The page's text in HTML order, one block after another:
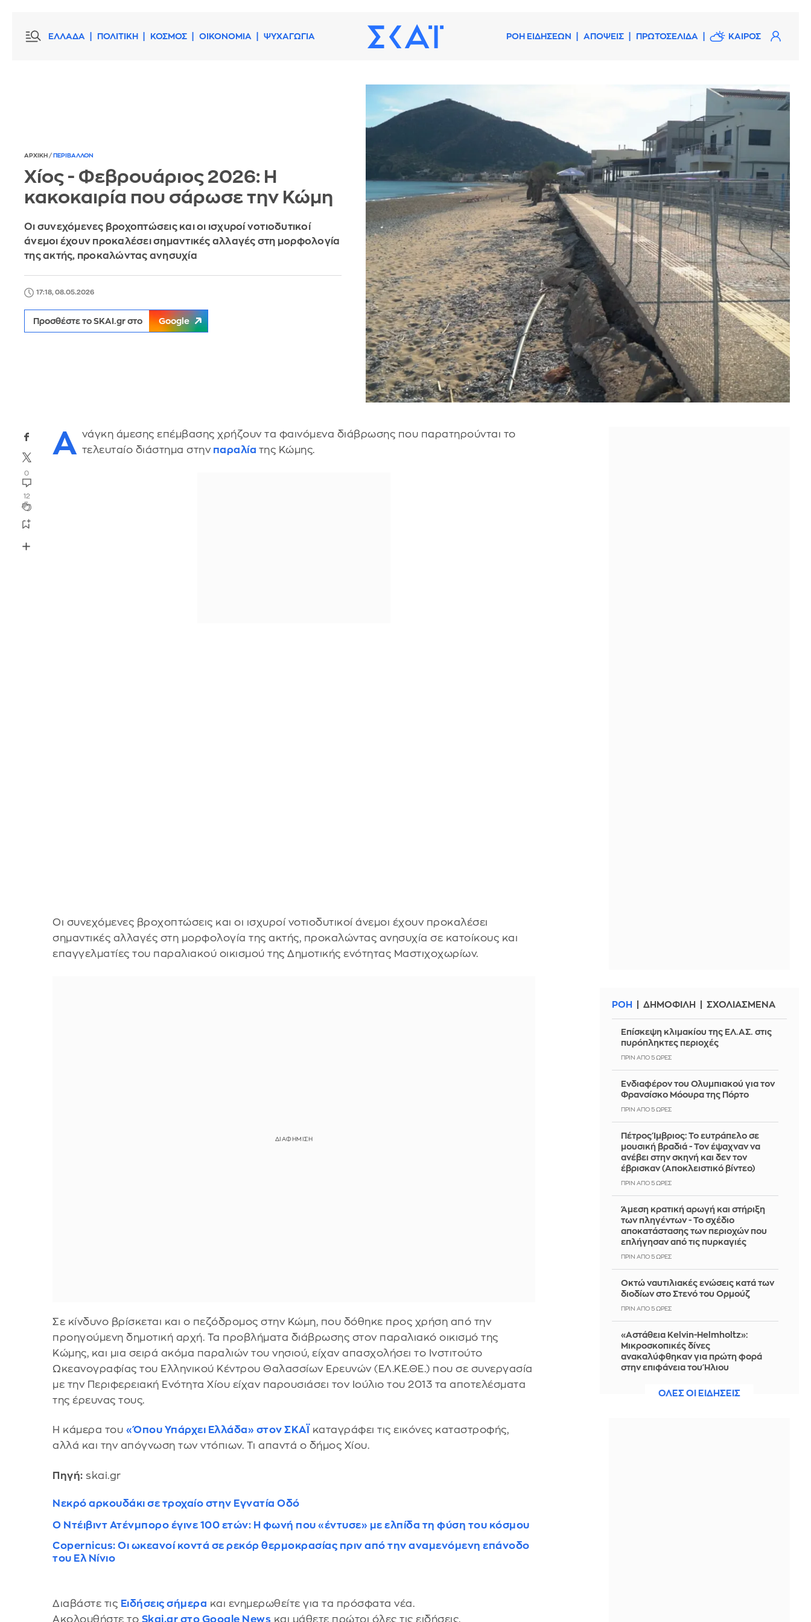
ΕΛΛΑΔΑ ΠΟΛΙΤΙΚΗ ΚΟΣΜΟΣ ΟΙΚΟΝΟΜΙΑ ΨΥΧΑΓΩΓΙΑ ΡΟΗ ΕΙΔΗΣΕΩΝ ΑΠΟΨΕΙΣ ΠΡΩΤΟΣΕΛΙΔΑ ΚΑΙΡΟΣ
ΑΡΧΙΚΗ / ΠΕΡΙΒΑΛΛΟΝ
Χίος - Φεβρουάριος 2026: Η
κακοκαιρία που σάρωσε την Κώμη
Οι συνεχόμενες βροχοπτώσεις και οι ισχυροί νοτιοδυτικοί
άνεμοι έχουν προκαλέσει σημαντικές αλλαγές στη μορφολογία
της ακτής, προκαλώντας ανησυχία
17:18, 08.05.2026
Προσθέστε το SKAI.gr στο Google
0
12
Α νάγκη άμεσης επέμβασης χρήζουν τα φαινόμενα διάβρωσης που παρατηρούνται το
τελευταίο διάστημα στην παραλία της Κώμης.
Οι συνεχόμενες βροχοπτώσεις και οι ισχυροί νοτιοδυτικοί άνεμοι έχουν προκαλέσει
σημαντικές αλλαγές στη μορφολογία της ακτής, προκαλώντας ανησυχία σε κατοίκους και
επαγγελματίες του παραλιακού οικισμού της Δημοτικής ενότητας Μαστιχοχωρίων.
Σε κίνδυνο βρίσκεται και ο πεζόδρομος στην Κώμη, που δόθηκε προς χρήση από την
προηγούμενη δημοτική αρχή. Τα προβλήματα διάβρωσης στον παραλιακό οικισμό της
Κώμης, και μια σειρά ακόμα παραλιών του νησιού, είχαν απασχολήσει το Ινστιτούτο
Ωκεανογραφίας του Ελληνικού Κέντρου Θαλασσίων Ερευνών (ΕΛ.ΚΕ.ΘΕ.) που σε συνεργασία
με την Περιφερειακή Ενότητα Χίου είχαν παρουσιάσει τον Ιούλιο του 2013 τα αποτελέσματα
της έρευνας τους.
Η κάμερα του «Όπου Υπάρχει Ελλάδα» στον ΣΚΑΪ
καταγράφει τις εικόνες καταστροφής,
αλλά και την απόγνωση των ντόπιων. Τι απαντά ο δήμος Χίου.
Πηγή: skai.gr
Νεκρό αρκουδάκι σε τροχαίο στην Εγνατία Οδό
Ο Ντέιβιντ Ατένμπορο έγινε 100 ετών: Η φωνή που «έντυσε» με ελπίδα τη φύση του κόσμου
Copernicus: Οι ωκεανοί κοντά σε ρεκόρ θερμοκρασίας πριν από την αναμενόμενη επάνοδο
του Ελ Νίνιο
Διαβάστε τις Ειδήσεις σήμερα και ενημερωθείτε για τα πρόσφατα νέα.
Ακολουθήστε το Skai.gr στο Google News και μάθετε πρώτοι όλες τις ειδήσεις.
ΡΟΗ ΔΗΜΟΦΙΛΗ ΣΧΟΛΙΑΣΜΕΝΑ
Επίσκεψη κλιμακίου της ΕΛ.ΑΣ. στις
πυρόπληκτες περιοχές
ΠΡΙΝ ΑΠΌ 5 ΏΡΕΣ
Ενδιαφέρον του Ολυμπιακού για τον
Φρανσίσκο Μόουρα της Πόρτο
ΠΡΙΝ ΑΠΌ 5 ΏΡΕΣ
Πέτρος Ίμβριος: Το ευτράπελο σε
μουσική βραδιά - Τον έψαχναν να
ανέβει στην σκηνή και δεν τον
έβρισκαν (Αποκλειστικό βίντεο)
ΠΡΙΝ ΑΠΌ 5 ΏΡΕΣ
Άμεση κρατική αρωγή και στήριξη
των πληγέντων - Το σχέδιο
αποκατάστασης των περιοχών που
επλήγησαν από τις πυρκαγιές
ΠΡΙΝ ΑΠΌ 5 ΏΡΕΣ
Οκτώ ναυτιλιακές ενώσεις κατά των
διοδίων στo Στενό του Ορμούζ
ΠΡΙΝ ΑΠΌ 5 ΏΡΕΣ
«Αστάθεια Kelvin-Helmholtz»:
Μικροσκοπικές δίνες
ανακαλύφθηκαν για πρώτη φορά
στην επιφάνεια του Ήλιου
ΟΛΕΣ ΟΙ ΕΙΔΗΣΕΙΣ